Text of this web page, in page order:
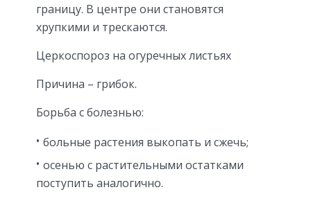
границу. В центре они становятся
хрупкими и трескаются.
Церкоспороз на огуречных листьях
Причина – грибок.
Борьба с болезнью:
больные растения выкопать и сжечь;
осенью с растительными остатками
поступить аналогично.